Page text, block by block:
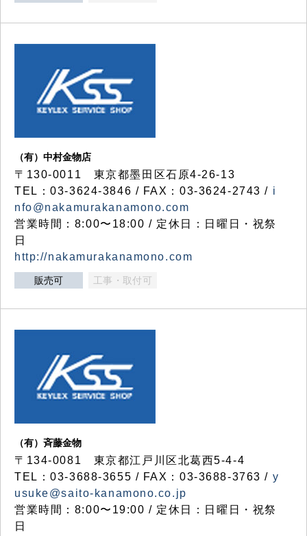
（有）中村金物店
〒130-0011 東京都墨田区石原4-26-13
TEL：03-3624-3846 / FAX：03-3624-2743 / i
nfo@nakamurakanamono.com
営業時間：8:00〜18:00 / 定休日：日曜日・祝祭
日
http://nakamurakanamono.com
販売可 工事・取付可
（有）斉藤金物
〒134-0081 東京都江戸川区北葛西5-4-4
TEL：03-3688-3655 / FAX：03-3688-3763 / y
usuke@saito-kanamono.co.jp
営業時間：8:00〜19:00 / 定休日：日曜日・祝祭
日